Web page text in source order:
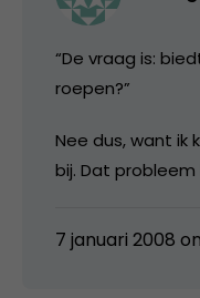
“De vraag is:
roepen?”
Nee dus, want ik
bij. Dat probleem
7 januari 2008